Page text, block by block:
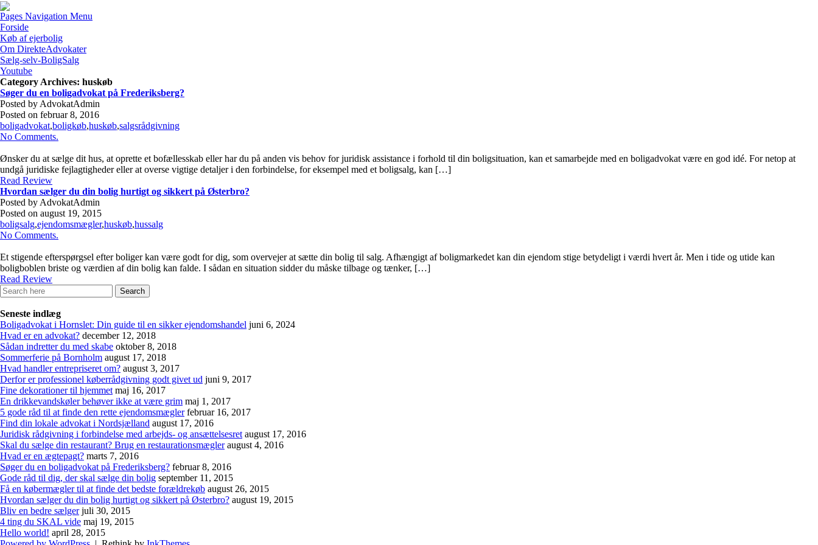
Pages Navigation Menu
Forside
Køb af ejerbolig
Om DirekteAdvokater
Sælg-selv-BoligSalg
Youtube
Category Archives: huskøb
Søger du en boligadvokat på Frederiksberg?
Posted by AdvokatAdmin
Posted on februar 8, 2016
boligadvokat,boligkøb,huskøb,salgsrådgivning
No Comments.
Ønsker du at sælge dit hus, at oprette et bofællesskab eller har du på anden vis behov for juridisk assistance i forhold til din boligsituation, kan et samarbejde med en boligadvokat være en god idé. For netop at
undgå juridiske fejlagtigheder eller at overse vigtige detaljer i den forbindelse, for eksempel med et boligsalg, kan […]
Read Review
Hvordan sælger du din bolig hurtigt og sikkert på Østerbro?
Posted by AdvokatAdmin
Posted on august 19, 2015
boligsalg,ejendomsmægler,huskøb,hussalg
No Comments.
Et stigende efterspørgsel efter boliger kan være godt for dig, som overvejer at sætte din bolig til salg. Afhængigt af boligmarkedet kan din ejendom stige betydeligt i værdi hvert år. Men i tide og utide kan
boligboblen briste og værdien af din bolig kan falde. I sådan en situation sidder du måske tilbage og tænker, […]
Read Review
Seneste indlæg
Boligadvokat i Hornslet: Din guide til en sikker ejendomshandel juni 6, 2024
Hvad er en advokat? december 12, 2018
Sådan indretter du med skabe oktober 8, 2018
Sommerferie på Bornholm august 17, 2018
Hvad handler entrepriseret om? august 3, 2017
Derfor er professionel køberrådgivning godt givet ud juni 9, 2017
Fine dekorationer til hjemmet maj 16, 2017
En drikkevandskøler behøver ikke at være grim maj 1, 2017
5 gode råd til at finde den rette ejendomsmægler februar 16, 2017
Find din lokale advokat i Nordsjælland august 17, 2016
Juridisk rådgivning i forbindelse med arbejds- og ansættelsesret august 17, 2016
Skal du sælge din restaurant? Brug en restaurationsmægler august 4, 2016
Hvad er en ægtepagt? marts 7, 2016
Søger du en boligadvokat på Frederiksberg? februar 8, 2016
Gode råd til dig, der skal sælge din bolig september 11, 2015
Få en købermægler til at finde det bedste forældrekøb august 26, 2015
Hvordan sælger du din bolig hurtigt og sikkert på Østerbro? august 19, 2015
Bliv en bedre sælger juli 30, 2015
4 ting du SKAL vide maj 19, 2015
Hello world! april 28, 2015